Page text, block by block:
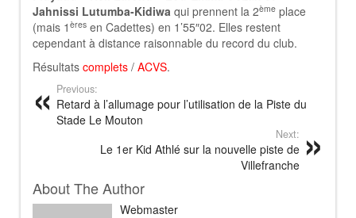
Jahnissi Lutumba-Kidiwa qui prennent la 2ème place
(mais 1 ères en Cadettes) en 1’55″02. Elles restent
cependant à distance raisonnable du record du club.
Résultats complets / ACVS.
Previous:
Retard à l’allumage pour l’utilisation de la Piste du
Stade Le Mouton
Next:
Le 1er Kid Athlé sur la nouvelle piste de
Villefranche
About The Author
Webmaster